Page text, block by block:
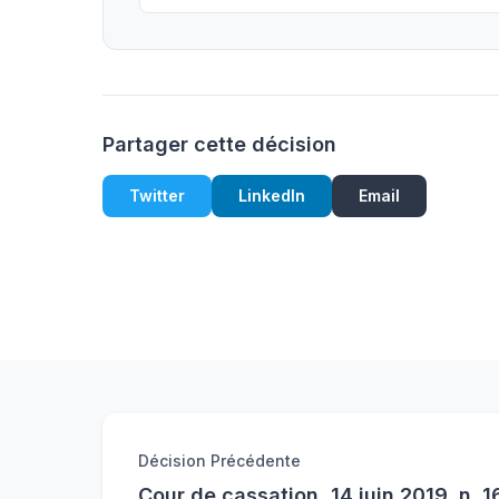
Partager cette décision
Twitter LinkedIn Email
Décision Précédente